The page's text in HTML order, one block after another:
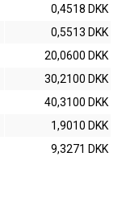
0,4518 DKK
0,5513 DKK
20,0600 DKK
30,2100 DKK
40,3100 DKK
1,9010 DKK
9,3271 DKK